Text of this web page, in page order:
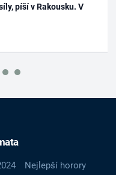
píší v Rakousku. V
Nejlepší horory